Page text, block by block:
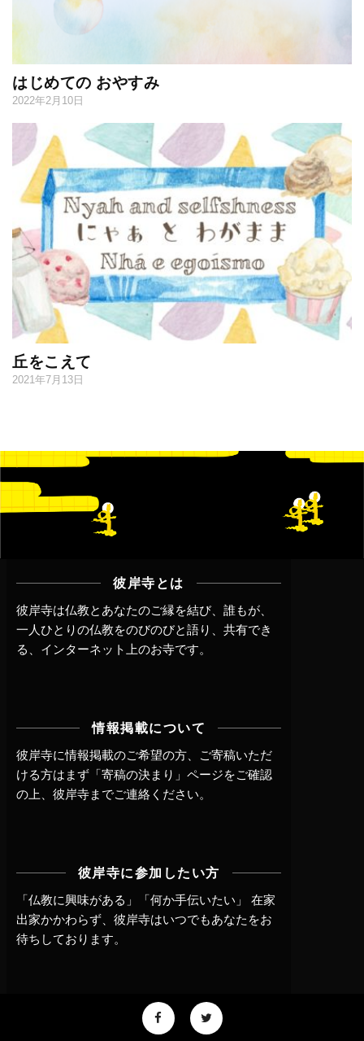
はじめての おやすみ
2022年2月10日
丘をこえて
2021年7月13日
彼岸寺とは
彼岸寺は仏教とあなたのご縁を結び、誰もが、
一人ひとりの仏教をのびのびと語り、共有でき
る、インターネット上のお寺です。
情報掲載について
彼岸寺に情報掲載のご希望の方、ご寄稿いただ
ける方はまず 「寄稿の決まり」ページをご確認
の上、 彼岸寺までご連絡 ください。
彼岸寺に参加したい方
「仏教に興味がある」「何か手伝いたい」 在家
出家かかわらず、 彼岸寺はいつでもあなたをお
待ちしております。